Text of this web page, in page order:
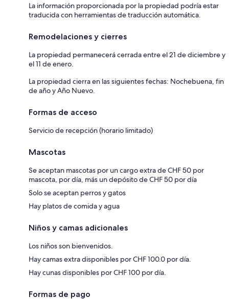
La información proporcionada por la propiedad podría estar
traducida con herramientas de traducción automática.
Remodelaciones y cierres
La propiedad permanecerá cerrada entre el 21 de diciembre y
el 11 de enero.
La propiedad cierra en las siguientes fechas: Nochebuena, fin
de año y Año Nuevo.
Formas de acceso
Servicio de recepción (horario limitado)
Mascotas
Se aceptan mascotas por un cargo extra de CHF 50 por
mascota, por día, más un depósito de CHF 50 por día
Solo se aceptan perros y gatos
Hay platos de comida y agua
Niños y camas adicionales
Los niños son bienvenidos.
Hay camas extra disponibles por CHF 100.0 por día.
Hay cunas disponibles por CHF 100 por día.
Formas de pago